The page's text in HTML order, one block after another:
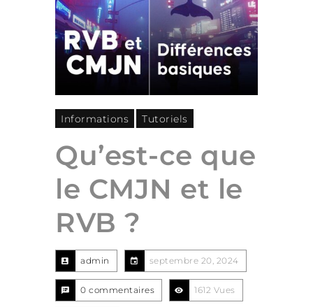
Informations Tutoriels
Qu’est-ce que
le CMJN et le
RVB ?
admin septembre 20, 2024
0 commentaires 1612 Vues